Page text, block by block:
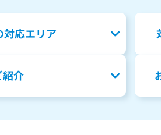
対応エリア
紹介